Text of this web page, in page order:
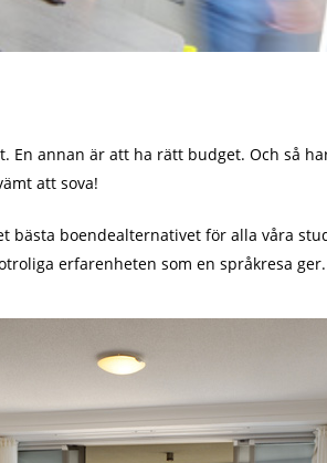
En annan är att ha rätt budget. Och så
att sova!
bästa boendealternativet för alla våra
erfarenheten som en språkresa ger.